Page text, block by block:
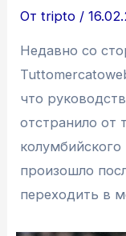
Отtripto /
Недавно со
что
отстранило от
произошло
переходить в